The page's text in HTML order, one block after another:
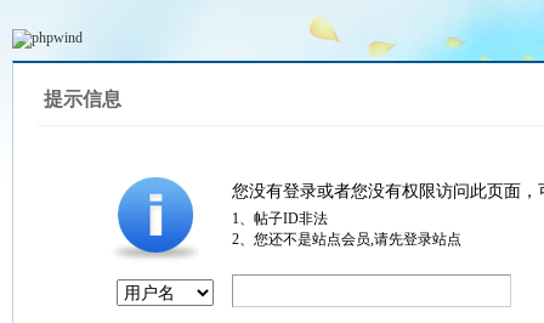
提示信息
您没有登录或者您没有权限访问此页面
1、帖子ID非法
2、您还不是站点会员,请先登录站点